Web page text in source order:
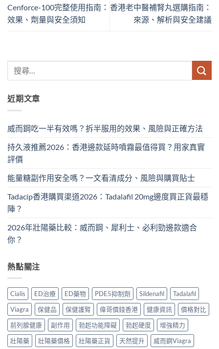
Cenforce-100完整使用指南：
效果、劑量與安全須知
香港老中醫補腎丸選購指南：
來源、解析與安全建議
近期文章
威而鋼吃一半有效嗎？拆半服用的效果、風險與正確方法
持久液推薦2026：香港邊款延時噴霧最值得買？用家真實
評價
能量糖副作用安全嗎？一文看清成分、風險與購買貼士
Tadacip香港購買渠道2026：Tadalafil 20mg邊度買正貨最穩
陣？
2026年壯陽藥比較：威而鋼、犀利士、必利勁邊款適合
你？
熱點關注
Cialis ED治療 ED藥物 PDE5抑制劑 Sildenafil
Tadalafil
Viagra
保健品 保健護腎 偉哥價錢香港 健康資訊
價格對比
前列腺健康
副作用 勃起功能障礙 勃起硬度
增強精力
壯陽藥
壯陽藥價格 壯陽藥正貨 天然提升 威而鋼Viagra